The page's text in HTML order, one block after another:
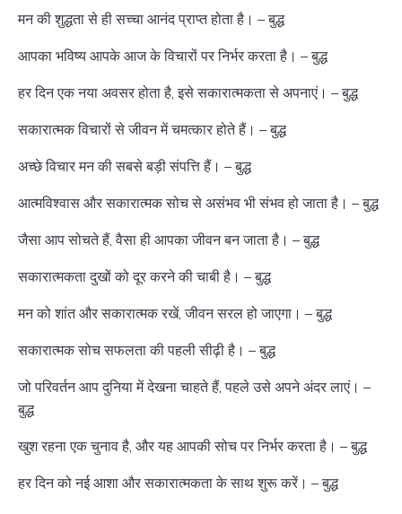
मन की शुद्धता से ही सच्चा आनंद प्राप्त होता है। – बुद्ध
आपका भविष्य आपके आज के विचारों पर निर्भर करता है। – बुद्ध
हर दिन एक नया अवसर होता है, इसे सकारात्मकता से अपनाएं। – बुद्ध
सकारात्मक विचारों से जीवन में चमत्कार होते हैं। – बुद्ध
अच्छे विचार मन की सबसे बड़ी संपत्ति हैं। – बुद्ध
आत्मविश्वास और सकारात्मक सोच से असंभव भी संभव हो जाता है। – बुद्ध
जैसा आप सोचते हैं, वैसा ही आपका जीवन बन जाता है। – बुद्ध
सकारात्मकता दुखों को दूर करने की चाबी है। – बुद्ध
मन को शांत और सकारात्मक रखें, जीवन सरल हो जाएगा। – बुद्ध
सकारात्मक सोच सफलता की पहली सीढ़ी है। – बुद्ध
जो परिवर्तन आप दुनिया में देखना चाहते हैं, पहले उसे अपने अंदर लाएं। –
बुद्ध
खुश रहना एक चुनाव है, और यह आपकी सोच पर निर्भर करता है। – बुद्ध
हर दिन को नई आशा और सकारात्मकता के साथ शुरू करें। – बुद्ध